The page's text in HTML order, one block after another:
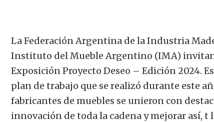
La Federación Argentina de la Industria
Instituto del Mueble Argentino (IMA)
Exposición Proyecto Deseo – Edición 2024.
plan de trabajo que se realizó durante este
fabricantes de muebles se unieron con
innovación de toda la cadena y mejorar así, t